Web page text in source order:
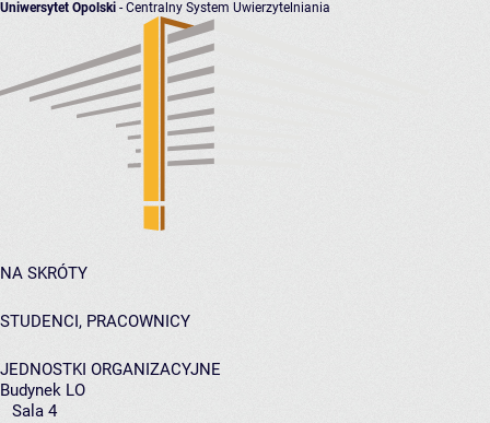
Uniwersytet Opolski - Centralny System Uwierzytelniania
NA SKRÓTY
STUDENCI, PRACOWNICY
JEDNOSTKI ORGANIZACYJNE
Budynek LO
Sala 4